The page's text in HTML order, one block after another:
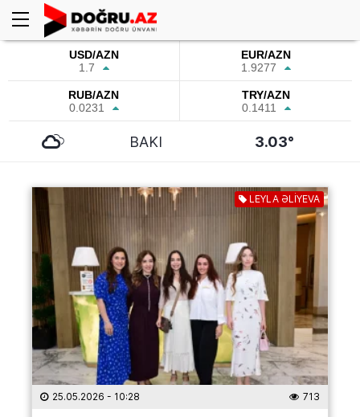
USD/AZN
1.7
EUR/AZN
1.9277
RUB/AZN
0.0231
TRY/AZN
0.1411
BAKI 3.03°
LEYLA ƏLİYEVA
25.05.2026 - 10:28 713